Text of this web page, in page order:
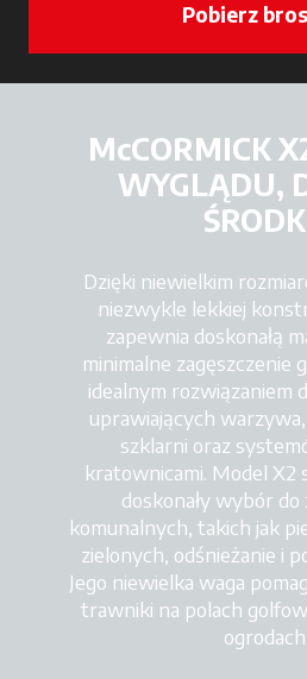
Pobierz
McCORMICK
WYGLĄDU,
Dzięki niewielkim
niezwykle lekkiej
zapewnia doskonałą
minimalne zagęszczenie
idealnym rozwiązaniem
uprawiających
szklarni oraz
kratownicami. Model X2
doskonały wybór
komunalnych, takich jak
zielonych, odśnieżanie i
Jego niewielka waga
trawniki na polach
ogrodach.